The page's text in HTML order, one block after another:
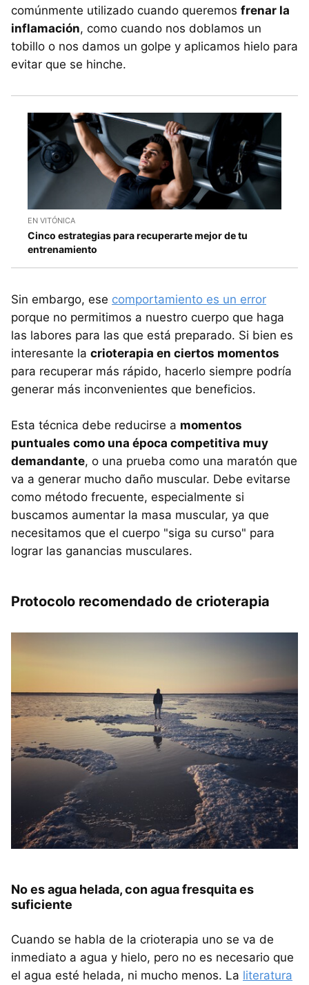
comúnmente utilizado cuando queremos frenar la
inflamación, como cuando nos doblamos un
tobillo o nos damos un golpe y aplicamos hielo para
evitar que se hinche.
EN VITÓNICA
Cinco estrategias para recuperarte mejor de tu
entrenamiento
Sin embargo, ese comportamiento es un error
porque no permitimos a nuestro cuerpo que haga
las labores para las que está preparado. Si bien es
interesante la crioterapia en ciertos momentos
para recuperar más rápido, hacerlo siempre podría
generar más inconvenientes que beneficios.
Esta técnica debe reducirse a momentos
puntuales como una época competitiva muy
demandante, o una prueba como una maratón que
va a generar mucho daño muscular. Debe evitarse
como método frecuente, especialmente si
buscamos aumentar la masa muscular, ya que
necesitamos que el cuerpo "siga su curso" para
lograr las ganancias musculares.
Protocolo recomendado de crioterapia
No es agua helada, con agua fresquita es
suficiente
Cuando se habla de la crioterapia uno se va de
inmediato a agua y hielo, pero no es necesario que
el agua esté helada, ni mucho menos. La literatura